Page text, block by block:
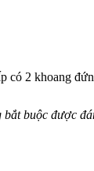
có 2 khoang
bắt buộc được